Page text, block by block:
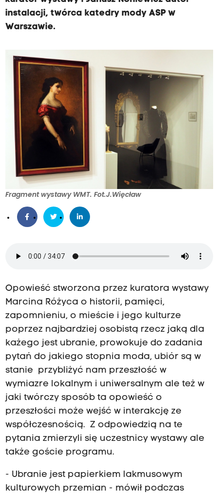
instalacji, twórca katedry mody ASP w
Warszawie.
Fragment wystawy WMT. Fot.J.Więcław
Opowieść stworzona przez kuratora wystawy
Marcina Różyca o historii, pamięci,
zapomnieniu, o mieście i jego kulturze
poprzez najbardziej osobistą rzecz jaką dla
każego jest ubranie, prowokuje do zadania
pytań do jakiego stopnia moda, ubiór są w
stanie przybliżyć nam przeszłość w
wymiazre lokalnym i uniwersalnym ale też w
jaki twórczy sposób ta opowieść o
przeszłości może wejść w interakcję ze
współczesnością. Z odpowiedzią na te
pytania zmierzyli się uczestnicy wystawy ale
także goście programu.
- Ubranie jest papierkiem lakmusowym
kulturowych przemian - mówił podczas